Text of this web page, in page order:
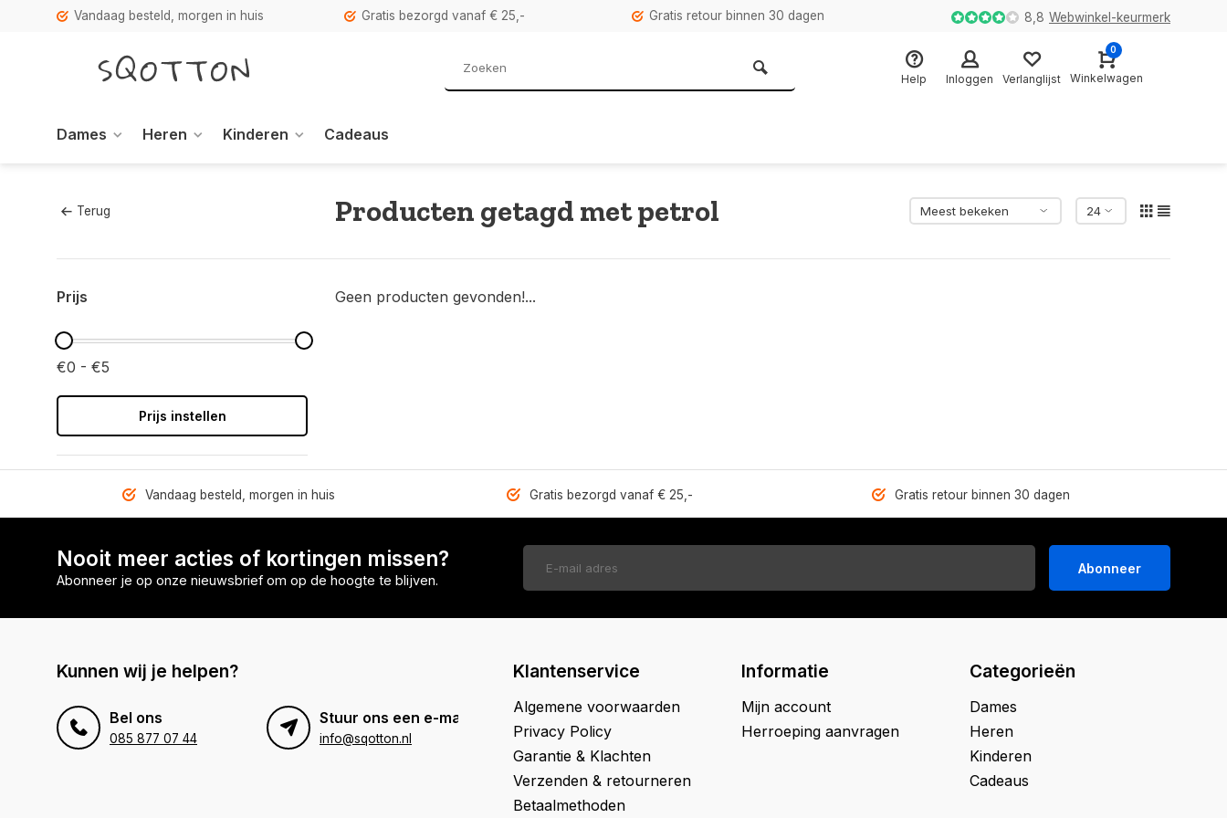
Vandaag besteld, morgen in huis Gratis bezorgd vanaf € 25,- Gratis retour binnen 30 dagen 8,8 Webwinkel-keurmerk
Help Inloggen Verlanglijst
0
Winkelwagen
Dames Heren Kinderen Cadeaus
Terug Producten getagd met petrol
Prijs
€0 - €5
Prijs instellen
Geen producten gevonden!...
Vandaag besteld, morgen in huis Gratis bezorgd vanaf € 25,- Gratis retour binnen 30 dagen
Nooit meer acties of kortingen missen?
Abonneer je op onze nieuwsbrief om op de hoogte te blijven.
Abonneer
Kunnen wij je helpen?
Bel ons
085 877 07 44
Stuur ons een e-mail
info@sqotton.nl
Klantenservice
Algemene voorwaarden
Privacy Policy
Garantie & Klachten
Verzenden & retourneren
Betaalmethoden
Informatie
Mijn account
Herroeping aanvragen
Categorieën
Dames
Heren
Kinderen
Cadeaus